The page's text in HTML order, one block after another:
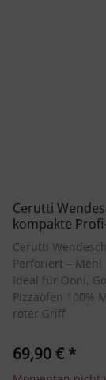
Cerutti
kompakte
Cerutti
Perforiert –
Ideal für Ooni,
Pizzaöfen 100%
roter Griff
69,90 € *